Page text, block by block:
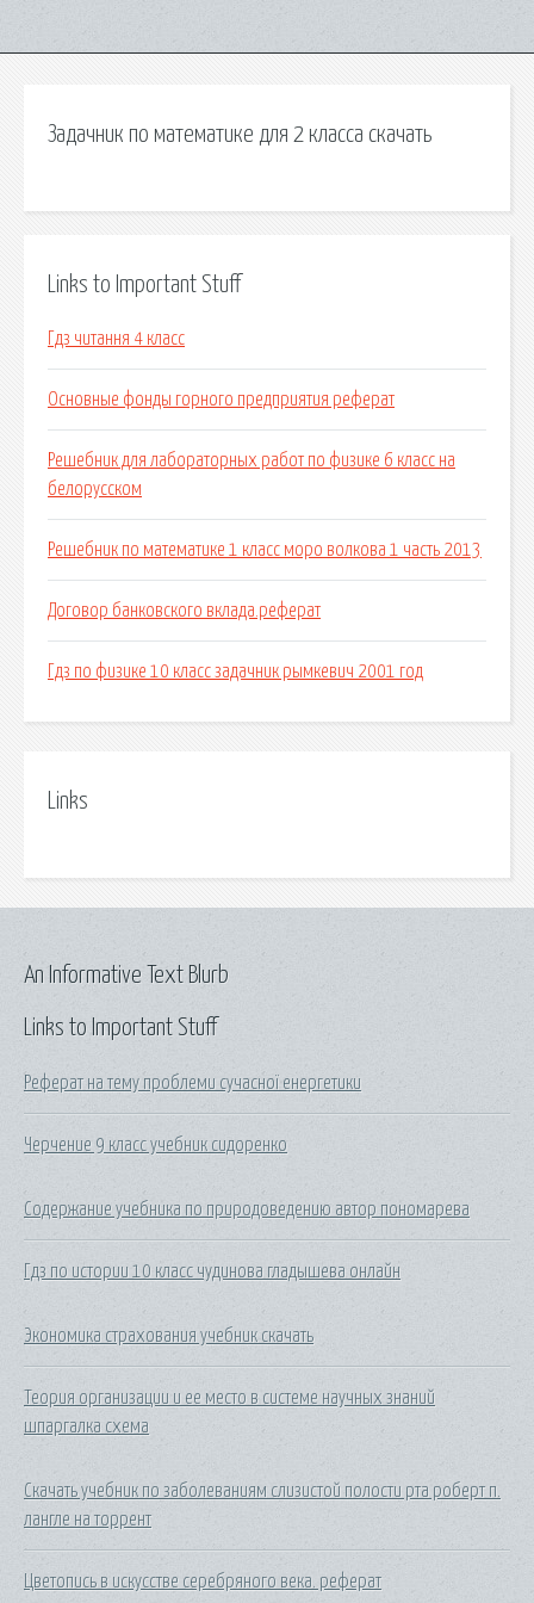
Задачник по математике для 2 класса скачать
Links to Important Stuff
Гдз читання 4 класс
Основные фонды горного предприятия реферат
Решебник для лабораторных работ по физике 6 класс на
белорусском
Решебник по математике 1 класс моро волкова 1 часть 2013
Договор банковского вклада.реферат
Гдз по физике 10 класс задачник рымкевич 2001 год
Links
Links to Important Stuff
Реферат на тему проблеми сучасної енергетики
Черчение 9 класс учебник сидоренко
Содержание учебника по природоведению автор пономарева
Гдз по истории 10 класс чудинова гладышева онлайн
Экономика страхования учебник скачать
Теория организации и ее место в системе научных знаний
шпаргалка схема
Скачать учебник по заболеваниям слизистой полости рта роберт п.
лангле на торрент
Цветопись в искусстве серебряного века. реферат
An Informative Text Blurb